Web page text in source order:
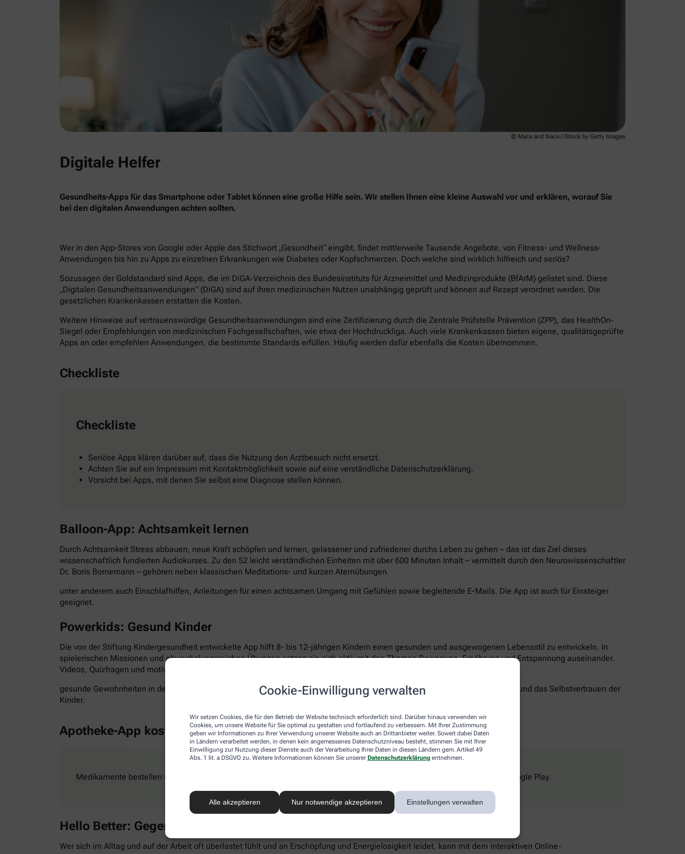
Cookie-Einwilligung verwalten
Wir setzen Cookies, die für den Betrieb der Website technisch erforderlich sind. Darüber hinaus verwenden wir
Cookies, um unsere Website für Sie optimal zu gestalten und fortlaufend zu verbessern. Mit Ihrer Zustimmung
geben wir Informationen zu Ihrer Verwendung unserer Website auch an Drittanbieter weiter. Soweit dabei Daten
in Ländern verarbeitet werden, in denen kein angemessenes Datenschutzniveau besteht, stimmen Sie mit Ihrer
Einwilligung zur Nutzung dieser Dienste auch der Verarbeitung Ihrer Daten in diesen Ländern gem. Artikel 49
Abs. 1 lit. a DSGVO zu. Weitere Informationen können Sie unserer Datenschutzerklärung entnehmen.
Alle akzeptieren Nur notwendige akzeptieren Einstellungen verwalten
© Maca and Naca / iStock by Getty Images
Digitale Helfer
Gesundheits-Apps für das Smartphone oder Tablet können eine große Hilfe sein. Wir stellen Ihnen eine kleine Auswahl vor und erklären, worauf Sie
bei den digitalen Anwendungen achten sollten.
Wer in den App-Stores von Google oder Apple das Stichwort „Gesundheit“ eingibt, findet mittlerweile Tausende Angebote, von Fitness- und Wellness-
Anwendungen bis hin zu Apps zu einzelnen Erkrankungen wie Diabetes oder Kopfschmerzen. Doch welche sind wirklich hilfreich und seriös?
Sozusagen der Goldstandard sind Apps, die im DiGA-Verzeichnis des Bundesinstituts für Arzneimittel und Medizinprodukte (BfArM) gelistet sind. Diese
„Digitalen Gesundheitsanwendungen“ (DiGA) sind auf ihren medizinischen Nutzen unabhängig geprüft und können auf Rezept verordnet werden. Die
gesetzlichen Krankenkassen erstatten die Kosten.
Weitere Hinweise auf vertrauenswürdige Gesundheitsanwendungen sind eine Zertifizierung durch die Zentrale Prüfstelle Prävention (ZPP), das HealthOn-
Siegel oder Empfehlungen von medizinischen Fachgesellschaften, wie etwa der Hochdruckliga. Auch viele Krankenkassen bieten eigene, qualitätsgeprüfte
Apps an oder empfehlen Anwendungen, die bestimmte Standards erfüllen. Häufig werden dafür ebenfalls die Kosten übernommen.
Checkliste
Checkliste
Seriöse Apps klären darüber auf, dass die Nutzung den Arztbesuch nicht ersetzt.
Achten Sie auf ein Impressum mit Kontaktmöglichkeit sowie auf eine verständliche Datenschutzerklärung.
Vorsicht bei Apps, mit denen Sie selbst eine Diagnose stellen können.
Balloon-App: Achtsamkeit lernen
Durch Achtsamkeit Stress abbauen, neue Kraft schöpfen und lernen, gelassener und zufriedener durchs Leben zu gehen – das ist das Ziel dieses
wissenschaftlich fundierten Audiokurses. Zu den 52 leicht verständlichen Einheiten mit über 600 Minuten Inhalt – vermittelt durch den Neurowissenschaftler
Dr. Boris Bornemann – gehören neben klassischen Meditations- und kurzen Atemübungen
unter anderem auch Einschlafhilfen, Anleitungen für einen achtsamen Umgang mit Gefühlen sowie begleitende E-Mails. Die App ist auch für Einsteiger
geeignet.
Powerkids: Gesund Kinder
Die von der Stiftung Kindergesundheit entwickelte App hilft 8- bis 12-jährigen Kindern einen gesunden und ausgewogenen Lebensstil zu entwickeln. In
spielerischen Missionen und abwechslungsreichen Übungen setzen sie sich aktiv mit den Themen Bewegung, Ernährung und Entspannung auseinander.
Videos, Quizfragen und motivierende Aufgaben laden dazu ein, Neues auszuprobieren und
gesunde Gewohnheiten in den Alltag zu integrieren. Gleichzeitig fördert die App die Selbstwahrnehmung, Eigenverantwortung und das Selbstvertrauen der
Kinder.
Apotheke-App kostenlos
Medikamente bestellen und Rezepte ganz einfach digital einlösen: Die apotheke.com-App gibt’s im App Store und bei Google Play.
Hello Better: Gegen Stress & Burnout
Wer sich im Alltag und auf der Arbeit oft überlastet fühlt und an Erschöpfung und Energielosigkeit leidet, kann mit dem interaktiven Online-